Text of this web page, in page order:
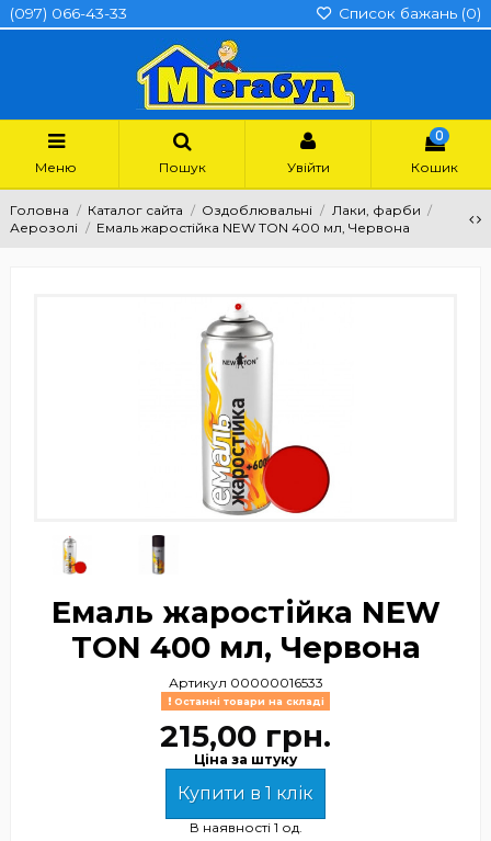
(097) 066-43-33 Список бажань (0)
Меню Пошук Увійти
0
Кошик
Головна Каталог сайта Оздоблювальні
Лаки, фарби
Аерозолі
Емаль жаростійка NEW TON 400 мл, Червона
Емаль жаростійка NEW
TON 400 мл, Червона
Артикул 00000016533
Останні товари на складі
215,00 грн.
Ціна за штуку
Купити в 1 клік
В наявності 1 од.